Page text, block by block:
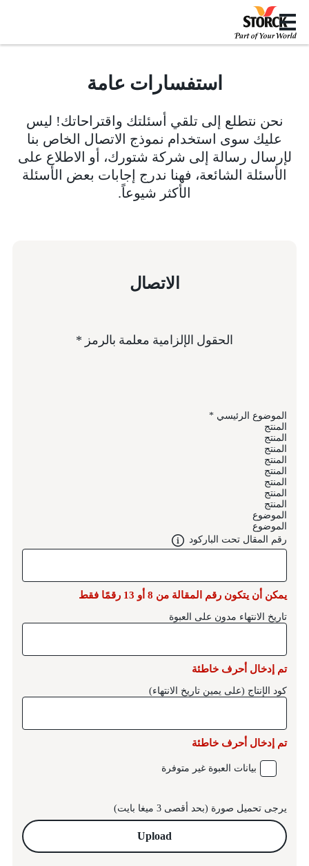
استفسارات عامة
نحن نتطلع إلى تلقي أسئلتك واقتراحاتك! ليس
عليك سوى استخدام نموذج الاتصال الخاص بنا
لإرسال رسالة إلى شركة شتورك، أو الاطلاع على
الأسئلة الشائعة، فهنا ندرج إجابات بعض الأسئلة
الأكثر شيوعاً.
الاتصال
الحقول الإلزامية معلمة بالرمز
الموضوع الرئيسي
المنتج
المنتج
المنتج
المنتج
المنتج
المنتج
المنتج
المنتج
الموضوع
الموضوع
رقم المقال تحت الباركود
يمكن أن يتكون رقم المقالة من 8 أو 13 رقمًا فقط
تاريخ الانتهاء مدون على العبوة
تم إدخال أحرف خاطئة
كود الإنتاج (على يمين تاريخ الانتهاء)
تم إدخال أحرف خاطئة
بيانات العبوة غير متوفرة
يرجى تحميل صورة (بحد أقصى 3 ميغا بايت)
Upload